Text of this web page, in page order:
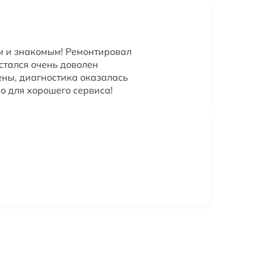
и знакомым! Ремонтировал
очень доволен
диагностика оказалась
для хорошего сервиса!